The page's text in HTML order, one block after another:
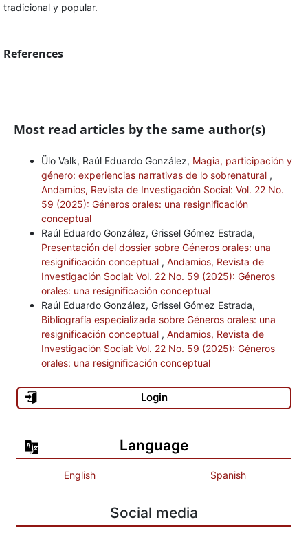
tradicional y popular.
References
Most read articles by the same author(s)
Ülo Valk, Raúl Eduardo González, Magia, participación y
género: experiencias narrativas de lo sobrenatural ,
Andamios, Revista de Investigación Social: Vol. 22 No.
59 (2025): Géneros orales: una resignificación
conceptual
Raúl Eduardo González, Grissel Gómez Estrada,
Presentación del dossier sobre Géneros orales: una
resignificación conceptual , Andamios, Revista de
Investigación Social: Vol. 22 No. 59 (2025): Géneros
orales: una resignificación conceptual
Raúl Eduardo González, Grissel Gómez Estrada,
Bibliografía especializada sobre Géneros orales: una
resignificación conceptual , Andamios, Revista de
Investigación Social: Vol. 22 No. 59 (2025): Géneros
orales: una resignificación conceptual
Login
Language
English Spanish
Social media